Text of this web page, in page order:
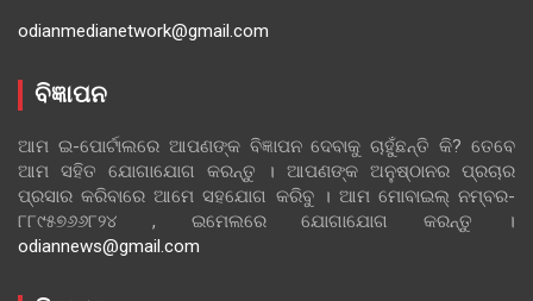
odianmedianetwork@gmail.com
ବିଜ୍ଞାପନ
ଆମ ଇ-ପୋର୍ଟାଲରେ ଆପଣଙ୍କ ବିଜ୍ଞାପନ ଦେବାକୁ ଚାହୁଁଛନ୍ତି କି? ତେବେ
ଆମ ସହିତ ଯୋଗାଯୋଗ କରନ୍ତୁ । ଆପଣଙ୍କ ଅନୁଷ୍ଠାନର ପ୍ରଚାର
ପ୍ରସାର କରିବାରେ ଆମେ ସହଯୋଗ କରିବୁ । ଆମ ମୋବାଇଲ୍ ନମ୍ବର-
୮୮୯୫୭୬୬୮୨୪ , ଇମେଲରେ ଯୋଗାଯୋଗ କରନ୍ତୁ ।
odiannews@gmail.com